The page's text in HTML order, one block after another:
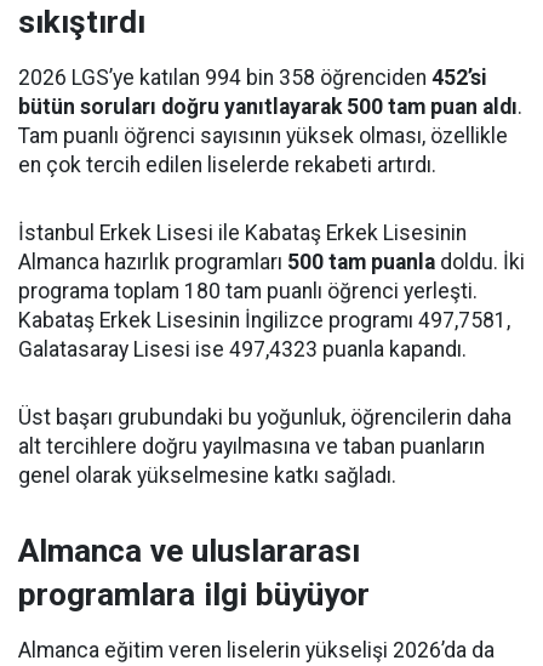
sıkıştırdı
2026 LGS’ye katılan 994 bin 358 öğrenciden 452’si
bütün soruları doğru yanıtlayarak 500 tam puan aldı.
Tam puanlı öğrenci sayısının yüksek olması, özellikle
en çok tercih edilen liselerde rekabeti artırdı.
İstanbul Erkek Lisesi ile Kabataş Erkek Lisesinin
Almanca hazırlık programları 500 tam puanla doldu. İki
programa toplam 180 tam puanlı öğrenci yerleşti.
Kabataş Erkek Lisesinin İngilizce programı 497,7581,
Galatasaray Lisesi ise 497,4323 puanla kapandı.
Üst başarı grubundaki bu yoğunluk, öğrencilerin daha
alt tercihlere doğru yayılmasına ve taban puanların
genel olarak yükselmesine katkı sağladı.
Almanca ve uluslararası
programlara ilgi büyüyor
Almanca eğitim veren liselerin yükselişi 2026’da da